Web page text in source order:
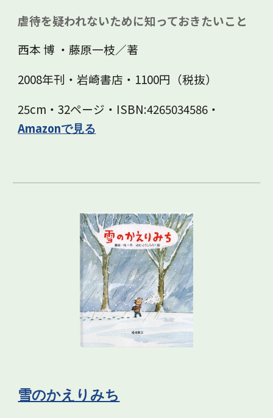
虐待を疑われないために知っておきたいこと
西本 博 ・藤原一枝／著
2008年刊・岩崎書店・1100円（税抜）
25cm・32ページ・ISBN:4265034586・
Amazonで見る
雪のかえりみち